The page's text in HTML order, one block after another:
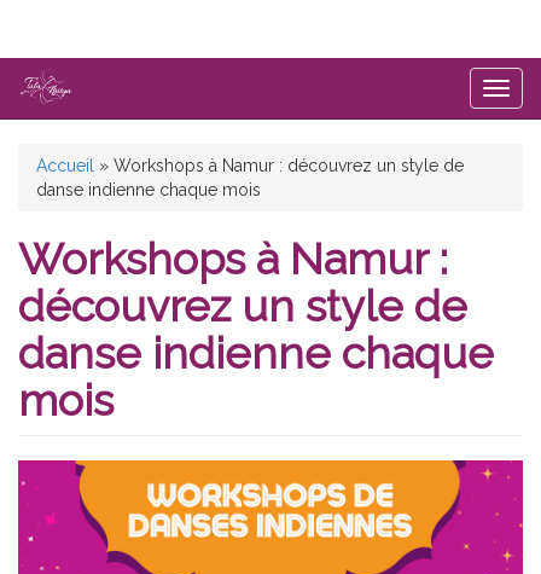
contenu
principal
Vous
êtes
ici
Accueil » Workshops à Namur : découvrez un style de
danse indienne chaque mois
Workshops à Namur :
découvrez un style de
danse indienne chaque
mois